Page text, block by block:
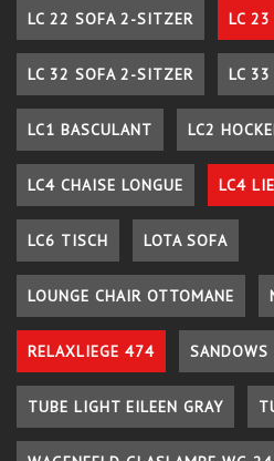
LC 22 SOFA 2-SITZER LC
LC 32 SOFA 2-SITZER LC
LC1 BASCULANT LC2
LC4 CHAISE LONGUE LC4
LC6 TISCH LOTA SOFA
LOUNGE CHAIR OTTOMANE
RELAXLIEGE 474
TUBE LIGHT EILEEN GRAY